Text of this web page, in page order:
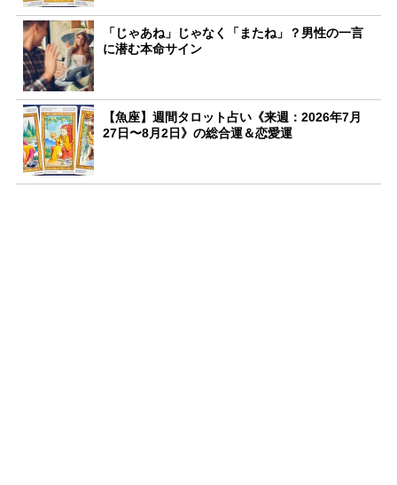
「じゃあね」じゃなく「またね」？男性の一言
に潜む本命サイン
【魚座】週間タロット占い《来週：2026年7月
27日〜8月2日》の総合運＆恋愛運